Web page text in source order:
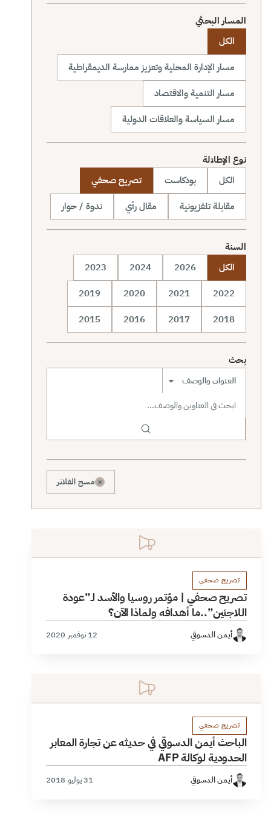
المسار البحثي
الكل
مسار الإدارة المحلية وتعزيز ممارسة الديمقراطية
مسار التنمية والاقتصاد
مسار السياسة والعلاقات الدولية
نوع الإطلالة
الكل
بودكاست
تصريح صحفي
مقابلة تلفزيونية
مقال رأي ندوة / حوار
السنة
الكل
2026
2024
2023
2022
2021
2020
2019
2018
2017
2016
2015
بحث
نطاق البحث
× مسح الفلاتر
تصريح صحفي
تصريح صحفي | مؤتمر روسيا والأسد لـ”عودة
اللاجئين”..ما أهدافه ولماذا الآن؟
أيمن الدسوقي 12 نوفمبر 2020
تصريح صحفي
الباحث أيمن الدسوقي في حديثه عن تجارة المعابر
الحدودية لوكالة AFP
أيمن الدسوقي 31 يوليو 2018